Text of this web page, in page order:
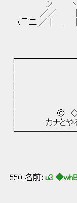
.ﾝ ヽ
／／ |
(⌒二_／ | . |
│ ○←テ
│
│
│
│
│ ◎
│ カナと
550 名前： u3